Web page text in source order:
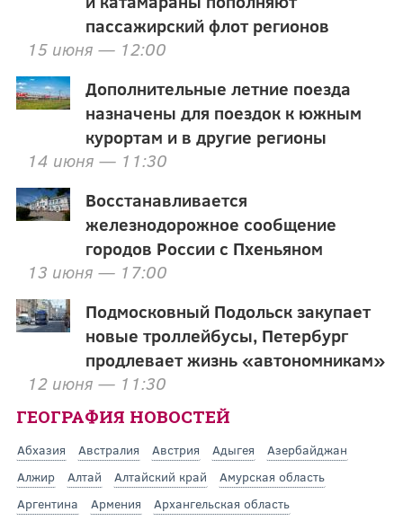
пассажирский флот регионов
15 июня — 12:00
Дополнительные летние поезда
назначены для поездок к южным
курортам и в другие регионы
14 июня — 11:30
Восстанавливается
железнодорожное сообщение
городов России с Пхеньяном
13 июня — 17:00
Подмосковный Подольск закупает
новые троллейбусы, Петербург
продлевает жизнь «автономникам»
12 июня — 11:30
ГЕОГРАФИЯ НОВОСТЕЙ
Абхазия Австралия Австрия Адыгея
Азербайджан
Алжир
Алтай Алтайский край
Амурская область
Аргентина
Армения
Архангельская область